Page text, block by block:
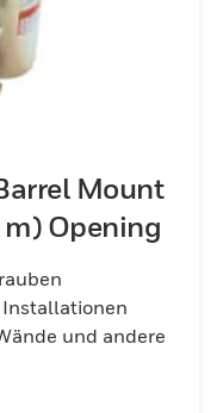
Mount
Opening
und andere